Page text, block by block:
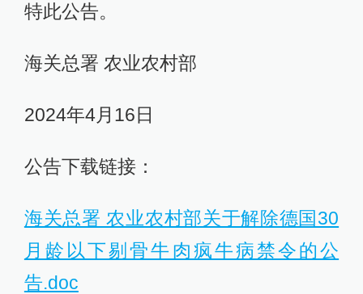
特此公告。
海关总署 农业农村部
2024年4月16日
公告下载链接：
海关总署 农业农村部关于解除德国30
月龄以下剔骨牛肉疯牛病禁令的公
告.doc